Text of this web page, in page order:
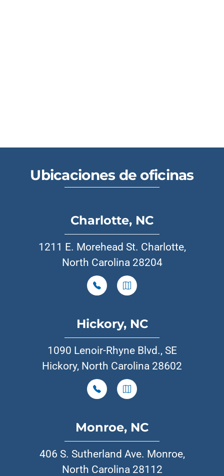
Ubicaciones de oficinas
Charlotte, NC
1211 E. Morehead St. Charlotte,
North Carolina 28204
Hickory, NC
1090 Lenoir-Rhyne Blvd., SE
Hickory, North Carolina 28602
Monroe, NC
406 S. Sutherland Ave. Monroe,
North Carolina 28112